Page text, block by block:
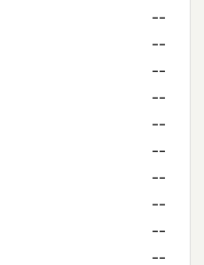
--
--
--
--
--
--
--
--
--
--